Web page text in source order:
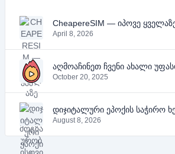
April 8, 2026
October 20, 2025
დიჯიტალური ეპოქის საჭირო
August 8, 2026